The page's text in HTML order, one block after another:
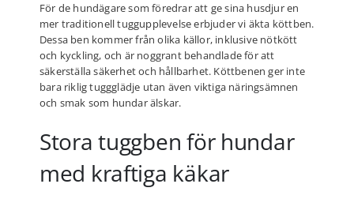
För de hundägare som föredrar att ge sina husdjur en
mer traditionell tuggupplevelse erbjuder vi äkta köttben.
Dessa ben kommer från olika källor, inklusive nötkött
och kyckling, och är noggrant behandlade för att
säkerställa säkerhet och hållbarhet. Köttbenen ger inte
bara riklig tuggglädje utan även viktiga näringsämnen
och smak som hundar älskar.
Stora tuggben för hundar
med kraftiga käkar